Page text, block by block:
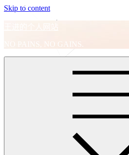
Skip to content
王进的个人网站
NO PAINS, NO GAINS.